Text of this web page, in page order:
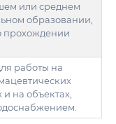
или среднем
образовании,
прохождении
работы на
и на объектах,